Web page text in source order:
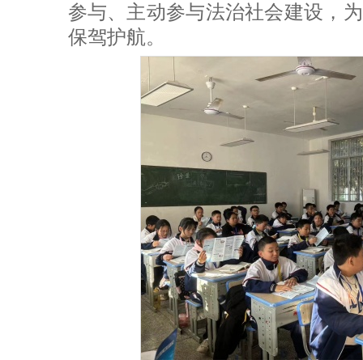
参与、主动参与法治社会建设，
保驾护航。